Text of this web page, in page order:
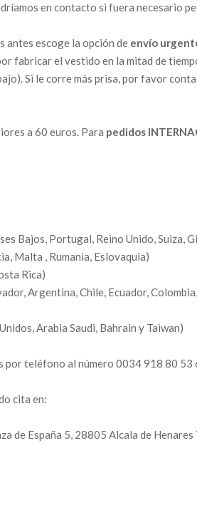
en contacto si fuera necesario
antes escoge la opción de envío
fabricar el vestido en la mitad de
Si le corre más prisa, por favor
a 60 euros. Para pedidos
Bajos, Portugal, Reino Unido, Suiza,
Malta , Rumania, Eslovaquia)
Rica)
Argentina, Chile, Ecuador,
Arabia Saudi, Bahrain y Taiwan)
por teléfono al número 0034 918 80
cita en:
de España 5, 28805 Alcala de